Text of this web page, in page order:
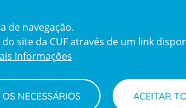
Certificações
de navegação.
site da CUF através de um link
Informações
NECESSÁRIOS ACEITAR